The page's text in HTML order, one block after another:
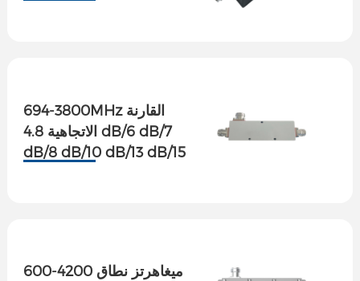
694-3800MHz القارنة
الاتجاهية 4.8 dB/6 dB/7
dB/8 dB/10 dB/13 dB/15
600-4200 ميغاهرتز نطاق